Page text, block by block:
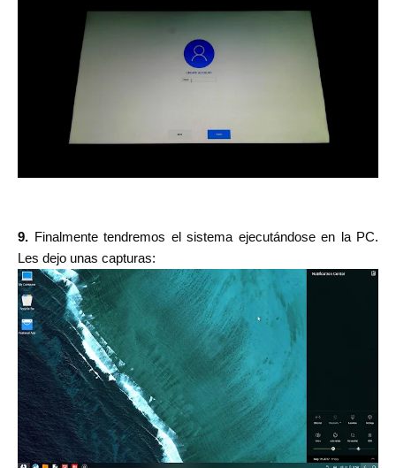
9. Finalmente tendremos el sistema ejecutándose en la PC.
Les dejo unas capturas: